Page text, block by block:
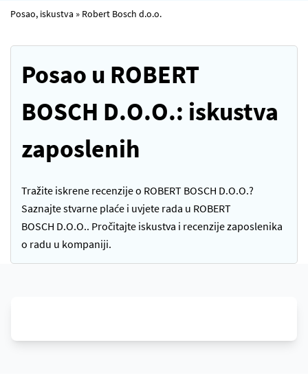
Posao, iskustva » Robert Bosch d.o.o.
Posao u ROBERT
BOSCH D.O.O.: iskustva
zaposlenih
Tražite iskrene recenzije o ROBERT BOSCH D.O.O.?
Saznajte stvarne plaće i uvjete rada u ROBERT
BOSCH D.O.O.. Pročitajte iskustva i recenzije zaposlenika
o radu u kompaniji.